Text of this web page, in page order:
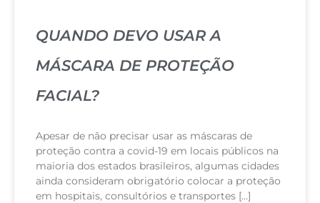
QUANDO DEVO USAR A
MÁSCARA DE PROTEÇÃO
FACIAL?
Apesar de não precisar usar as máscaras de
proteção contra a covid-19 em locais públicos na
maioria dos estados brasileiros, algumas cidades
ainda consideram obrigatório colocar a proteção
em hospitais, consultórios e transportes […]